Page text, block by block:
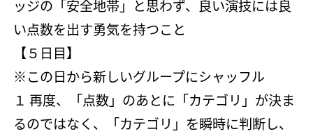
ッジの「安全地帯」と思わず、良い演技には良
い点数を出す勇気を持つこと
【５日目】
※この日から新しいグループにシャッフル
１ 再度、「点数」のあとに「カテゴリ」が決ま
るのではなく、「カテゴリ」を瞬時に判断し、